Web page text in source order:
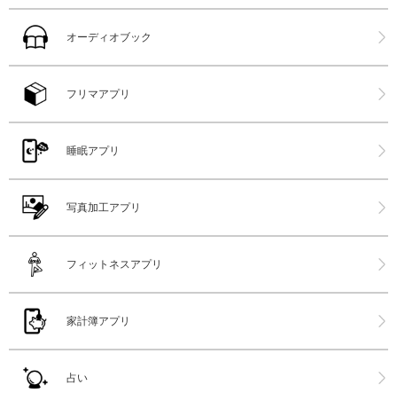
オーディオブック
フリマアプリ
睡眠アプリ
写真加工アプリ
フィットネスアプリ
家計簿アプリ
占い